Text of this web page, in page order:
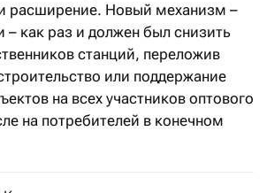
расширение. Новый механизм –
как раз и должен был снизить
станций, переложив
или поддержание
на всех участников оптового
на потребителей в конечном